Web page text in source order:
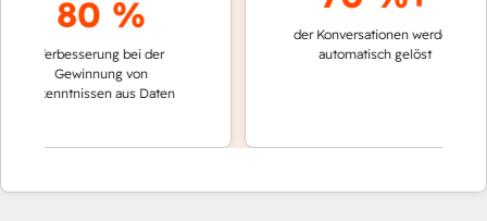
80 %
Verbesserung bei der
Gewinnung von
aus Daten
der Konversationen werden
automatisch gelöst